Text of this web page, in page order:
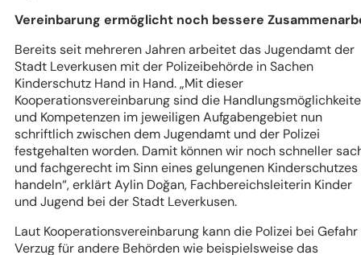
Vereinbarung ermöglicht noch bessere
Bereits seit mehreren Jahren arbeitet das Jugendamt der
Stadt Leverkusen mit der Polizeibehörde in Sachen
Kinderschutz Hand in Hand.„Mit dieser
Kooperationsvereinbarung sind die
und Kompetenzen im jeweiligen Aufgabengebiet nun
schriftlich zwischen dem Jugendamt und der Polizei
festgehalten worden. Damit können wir noch schneller
und fachgerecht im Sinn eines gelungenen Kinderschutzes
handeln“, erklärt Aylin Doğan, Fachbereichsleiterin Kinder
und Jugend bei der Stadt Leverkusen.
Laut Kooperationsvereinbarung kann die Polizei bei Gefahr
Verzug für andere Behörden wie beispielsweise das